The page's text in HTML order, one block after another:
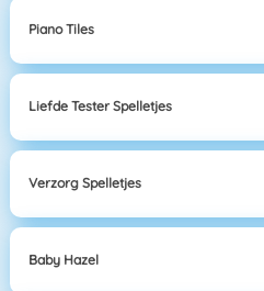
Piano Tiles
Liefde Tester Spelletjes
Verzorg Spelletjes
Baby Hazel